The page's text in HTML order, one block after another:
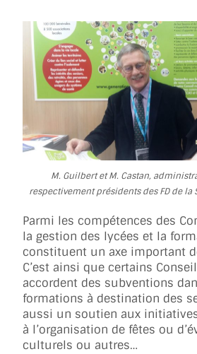
M. Guilbert et M. Castan,
respectivement présidents des FD de la
Parmi les compétences des
la gestion des lycées et la
constituent un axe important
C’est ainsi que certains
accordent des subventions
formations à destination des
aussi un soutien aux
à l’organisation de fêtes ou
culturels ou autres…